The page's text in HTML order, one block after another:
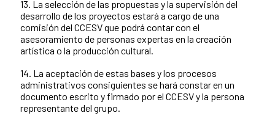
13. La selección de las propuestas y la supervisión del
desarrollo de los proyectos estará a cargo de una
comisión del CCESV que podrá contar con el
asesoramiento de personas expertas en la creación
artística o la producción cultural.
14. La aceptación de estas bases y los procesos
administrativos consiguientes se hará constar en un
documento escrito y firmado por el CCESV y la persona
representante del grupo.